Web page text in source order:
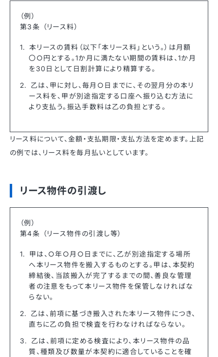
（例）
第3条 （リース料）
本リースの賃料（以下「本リース料」という。）は月額
〇○円とする。1か月に満たない期間の賃料は、1か月
を30日として日割計算により精算する。
乙は、甲に対し、毎月○日までに、その翌月分の本リ
ース料を、甲が別途指定する口座へ振り込む方法に
より支払う。振込手数料は乙の負担とする。
リース料について、金額・支払期限・支払方法を定めます。上記
の例では、リース料を毎月払いとしています。
リース物件の引渡し
（例）
第4条 （リース物件の引渡し等）
甲は、○年○月○日までに、乙が別途指定する場所
へ本リース物件を搬入するものとする。甲は、本契約
締結後、当該搬入が完了するまでの間、善良な管理
者の注意をもって本リース物件を保管しなければな
らない。
乙は、前項に基づき搬入された本リース物件につき、
直ちに乙の負担で検査を行わなければならない。
乙は、前項に定める検査により、本リース物件の品
質、種類及び数量が本契約に適合していることを確